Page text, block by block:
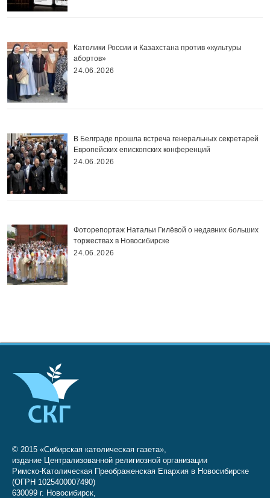
Католики России и Казахстана против «культуры
абортов»
24.06.2026
В Белграде прошла встреча генеральных секретарей
Европейских епископских конференций
24.06.2026
Фоторепортаж Натальи Гилёвой о недавних больших
торжествах в Новосибирске
24.06.2026
© 2015 «Сибирская католическая газета»,
издание Централизованной религиозной организации
Римско-Католическая Преображенская Епархия в Новосибирске
(ОГРН 1025400007490)
630099 г. Новосибирск,